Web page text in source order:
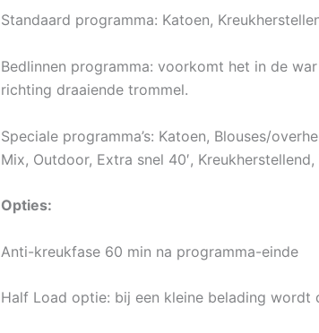
Standaard programma: Katoen,
Bedlinnen programma: voorkomt het in de
richting draaiende trommel.
Speciale programma’s: Katoen, Blouses/
Mix, Outdoor, Extra snel 40′,
Opties:
Anti-kreukfase 60 min na programma-einde
Half Load optie: bij een kleine belading